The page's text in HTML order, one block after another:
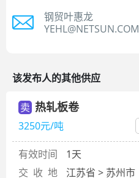
钢贸叶惠龙
YEHL@NETSUN.COM
该发布人的其他供应
卖 热轧板卷
3250元/吨
有效时间
1天
交 收 地
江苏省 > 苏州市